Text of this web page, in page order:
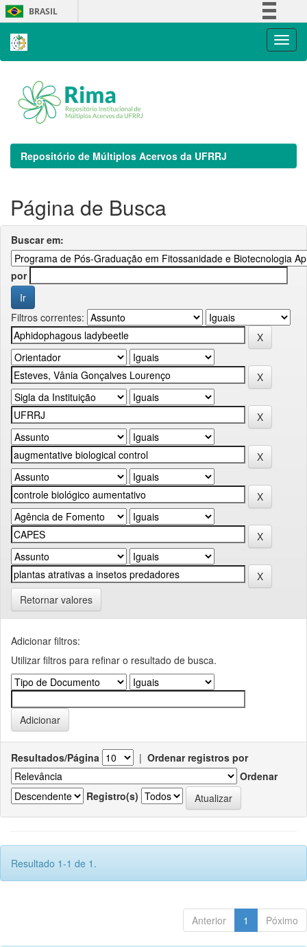
Skip
navigation
BRASIL
Repositório de Múltiplos Acervos da UFRRJ
Página de Busca
Buscar em:
por
Filtros correntes:
Retornar valores
Adicionar filtros:
Utilizar filtros para refinar o resultado de busca.
Resultados/Página | Ordenar registros por
Ordenar
Registro(s)
Resultado 1-1 de 1.
Anterior 1 Póximo